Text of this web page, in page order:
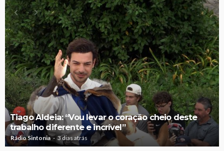
Tiago Aldeia: “Vou levar o coração cheio deste
trabalho diferente e incrível”
Rádio Sintonia 3 dias atrás